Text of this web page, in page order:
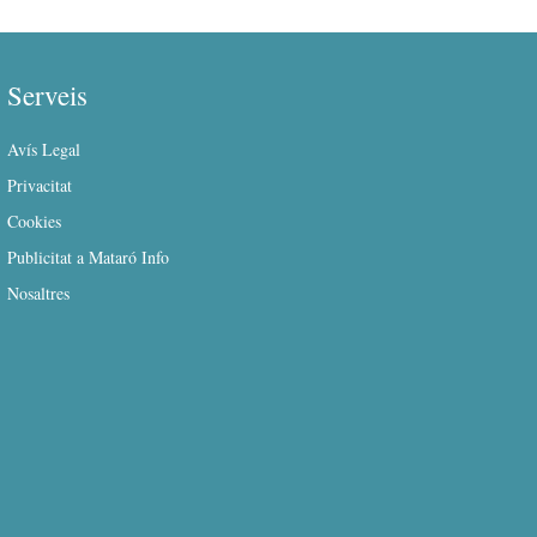
Serveis
Avís Legal
Privacitat
Cookies
Publicitat a Mataró Info
Nosaltres